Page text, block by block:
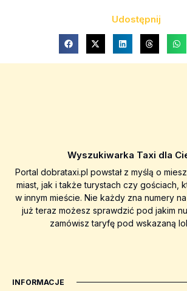
Udostępnij
Wyszukiwarka Taxi dla
Portal dobrataxi.pl powstał z myślą o
miast, jak i także turystach czy gościach,
w innym mieście. Nie każdy zna numery
już teraz możesz sprawdzić pod jakim
zamówisz taryfę pod wskazaną
INFORMACJE